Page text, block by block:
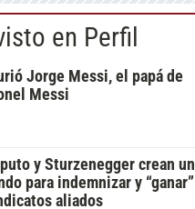
en Perfil
Jorge Messi, el papá de
Messi
y Sturzenegger crean un
para indemnizar y “ganar”
aliados